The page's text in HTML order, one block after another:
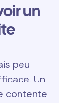
un
peu
Un
contente